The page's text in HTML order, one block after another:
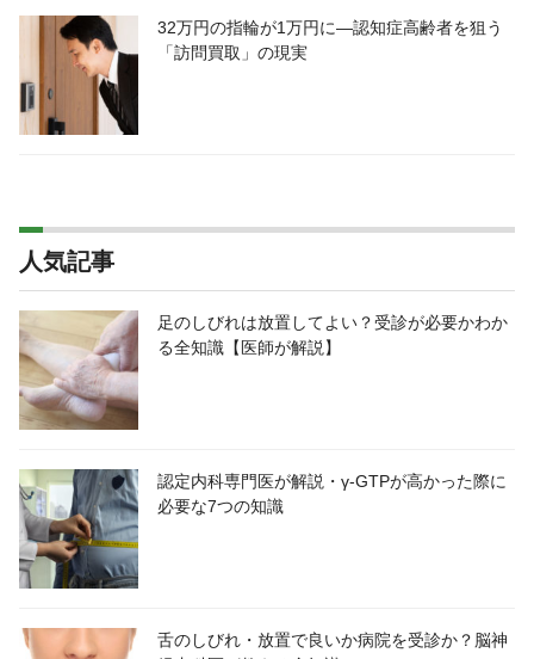
32万円の指輪が1万円に―認知症高齢者を狙う
「訪問買取」の現実
人気記事
足のしびれは放置してよい？受診が必要かわか
る全知識【医師が解説】
認定内科専門医が解説・γ-GTPが高かった際に
必要な7つの知識
舌のしびれ・放置で良いか病院を受診か？脳神